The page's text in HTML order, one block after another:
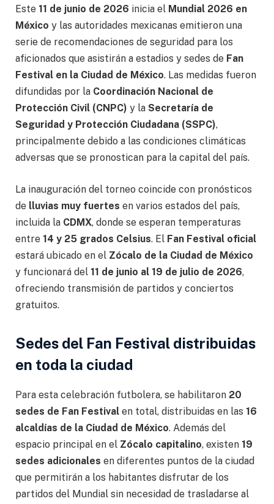
Este 11 de junio de 2026 inicia el Mundial 2026 en
México y las autoridades mexicanas emitieron una
serie de recomendaciones de seguridad para los
aficionados que asistirán a estadios y sedes de Fan
Festival en la Ciudad de México. Las medidas fueron
difundidas por la Coordinación Nacional de
Protección Civil (CNPC) y la Secretaría de
Seguridad y Protección Ciudadana (SSPC),
principalmente debido a las condiciones climáticas
adversas que se pronostican para la capital del país.
La inauguración del torneo coincide con pronósticos
de lluvias muy fuertes en varios estados del país,
incluida la CDMX, donde se esperan temperaturas
entre 14 y 25 grados Celsius. El Fan Festival oficial
estará ubicado en el Zócalo de la Ciudad de México
y funcionará del 11 de junio al 19 de julio de 2026,
ofreciendo transmisión de partidos y conciertos
gratuitos.
Sedes del Fan Festival distribuidas
en toda la ciudad
Para esta celebración futbolera, se habilitaron 20
sedes de Fan Festival en total, distribuidas en las 16
alcaldías de la Ciudad de México. Además del
espacio principal en el Zócalo capitalino, existen 19
sedes adicionales en diferentes puntos de la ciudad
que permitirán a los habitantes disfrutar de los
partidos del Mundial sin necesidad de trasladarse al